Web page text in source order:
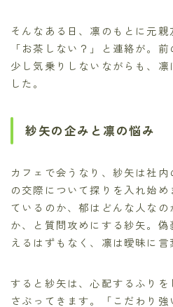
そんなある日、凛のもとに元
「お茶しない？」と連絡が。
少し気乗りしないながらも、
した。
紗矢の企みと凛の悩み
カフェで会うなり、紗矢は社
の交際について探りを入れ始
ているのか、郁はどんな人な
か、と質問攻めにする紗矢。
えるはずもなく、凛は曖昧に言
すると紗矢は、心配するふり
さぶってきます。「こだわり